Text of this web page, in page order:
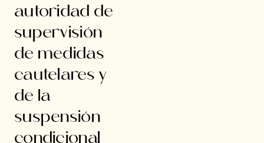
autoridad de
supervisión
de medidas
cautelares y
de la
suspensión
condicional